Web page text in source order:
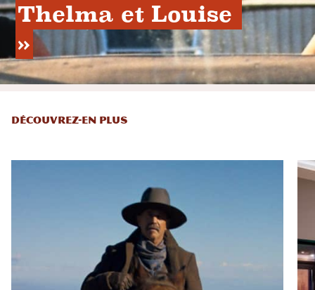
Thelma et Louise
»
DÉCOUVREZ-EN PLUS